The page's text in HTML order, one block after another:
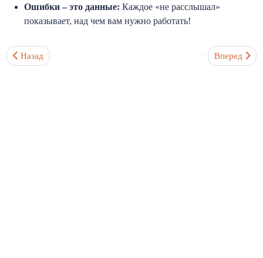
Ошибки – это данные: Каждое «не расслышал»
показывает, над чем вам нужно работать!
Предыдущий: Как запомнить фразовые глаголы?
Назад Следующий:
Вперед